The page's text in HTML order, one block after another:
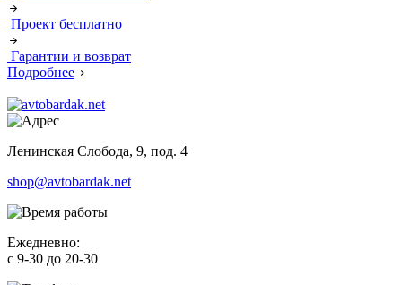
Проект бесплатно
Гарантии и возврат
Подробнее
Ленинская Слобода, 9, под. 4
shop@avtobardak.net
Ежедневно:
c 9-30 до 20-30